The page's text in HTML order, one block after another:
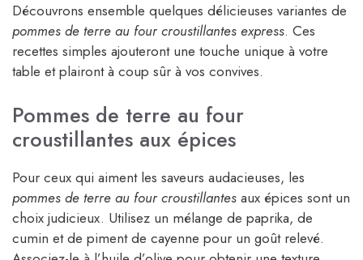
Découvrons ensemble quelques délicieuses variantes de
pommes de terre au four croustillantes express. Ces
recettes simples ajouteront une touche unique à votre
table et plairont à coup sûr à vos convives.
Pommes de terre au four
croustillantes aux épices
Pour ceux qui aiment les saveurs audacieuses, les
pommes de terre au four croustillantes aux épices sont un
choix judicieux. Utilisez un mélange de paprika, de
cumin et de piment de cayenne pour un goût relevé.